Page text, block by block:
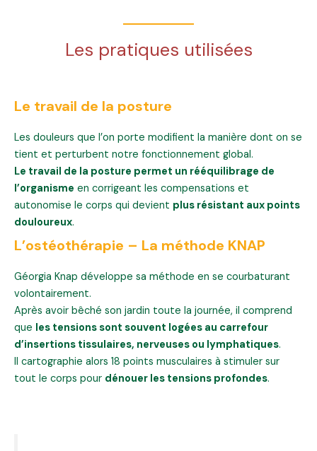
Les pratiques utilisées
Le travail de la posture
Les douleurs que l’on porte modifient la manière dont on se
tient et perturbent notre fonctionnement global.
Le travail de la posture permet un rééquilibrage de
l’organisme en corrigeant les compensations et
autonomise le corps qui devient plus résistant aux points
douloureux.
L’ostéothérapie – La méthode KNAP
Géorgia Knap développe sa méthode en se courbaturant
volontairement.
Après avoir bêché son jardin toute la journée, il comprend
que les tensions sont souvent logées au carrefour
d’insertions tissulaires, nerveuses ou lymphatiques.
Il cartographie alors 18 points musculaires à stimuler sur
tout le corps pour dénouer les tensions profondes.